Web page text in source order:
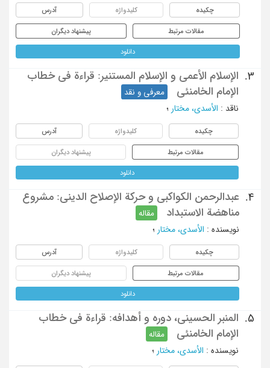
چکیده کلیدواژه آدرس
مقالات مرتبط پیشنهاد دیگران
دانلود
3.
الإسلام الأعمی و الإسلام المستنیر: قراءة فی خطاب
الإمام الخامنئی
معرفی و نقد
ناقد : الأسدی، مختار ؛
چکیده کلیدواژه آدرس
مقالات مرتبط پیشنهاد دیگران
دانلود
4.
عبدالرحمن الکواکبی و حرکة الإصلاح الدینی: مشروع
مناهضة الاستبداد
مقاله
نویسنده : الأسدی، مختار ؛
چکیده کلیدواژه آدرس
مقالات مرتبط پیشنهاد دیگران
دانلود
5.
المنبر الحسینی، دوره و أهدافه: قراءة فی خطاب
الإمام الخامنئی
مقاله
نویسنده : الأسدی، مختار ؛